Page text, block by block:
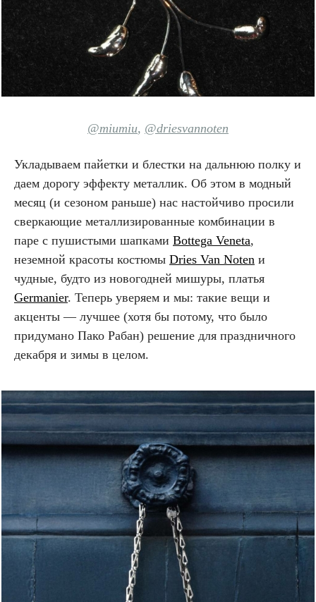
@miumiu, @driesvannoten
Укладываем пайетки и блестки на дальнюю полку и
даем дорогу эффекту металлик. Об этом в модный
месяц (и сезоном раньше) нас настойчиво просили
сверкающие металлизированные комбинации в
паре с пушистыми шапками Bottega Veneta,
неземной красоты костюмы Dries Van Noten и
чудные, будто из новогодней мишуры, платья
Germanier. Теперь уверяем и мы: такие вещи и
акценты — лучшее (хотя бы потому, что было
придумано Пако Рабан) решение для праздничного
декабря и зимы в целом.